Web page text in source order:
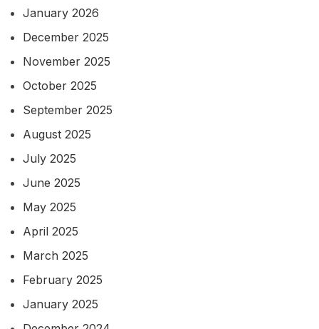
January 2026
December 2025
November 2025
October 2025
September 2025
August 2025
July 2025
June 2025
May 2025
April 2025
March 2025
February 2025
January 2025